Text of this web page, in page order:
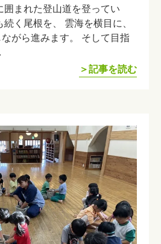
囲まれた登山道を登ってい
く尾根を、 雲海を横目に、
がら進みます。 そして目指
＞記事を読む